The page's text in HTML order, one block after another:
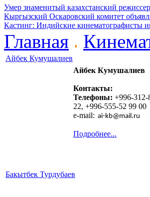
Умер знаменитый казахстанский
Кыргызский Оскаровский комитет
Кастинг: Индийские кинематографисты
Главная
Айбек Кумушалиев
Айбек Кумушалиев
Контакты:
Телефоны: +996-312-
22, +996-555-52 99 00
e-mail: ai-kb@mail.ru
Подробнее...
Бакытбек Турдубаев